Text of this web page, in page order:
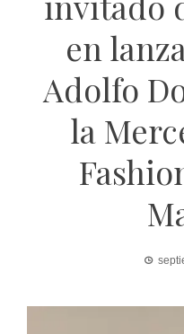
en
Adolfo
la